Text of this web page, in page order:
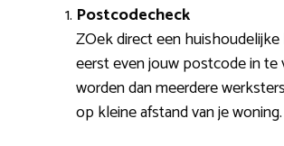
Postcodecheck
ZOek direct een
eerst even jouw postcode in te
worden dan meerdere
op kleine afstand van je woning.